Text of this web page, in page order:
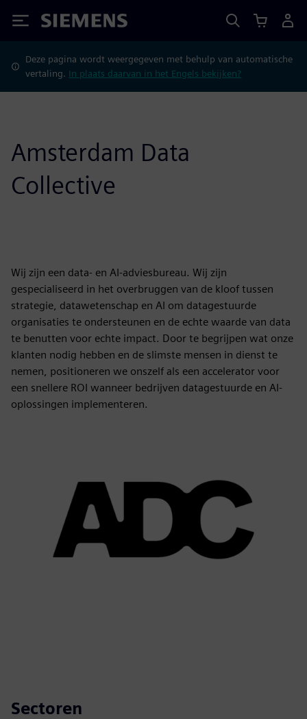
Siemens
Deze pagina wordt weergegeven met behulp van automatische
vertaling. In plaats daarvan in het Engels bekijken?
Amsterdam Data
Collective
Wij zijn een data- en AI-adviesbureau. Wij zijn
gespecialiseerd in het overbruggen van de kloof tussen
strategie, datawetenschap en AI om datagestuurde
organisaties te ondersteunen en de echte waarde van data
te benutten voor echte impact. Door te begrijpen wat onze
klanten nodig hebben en de slimste mensen in dienst te
nemen, positioneren we onszelf als een accelerator voor
een snellere ROI wanneer bedrijven datagestuurde en AI-
oplossingen implementeren.
Sectoren